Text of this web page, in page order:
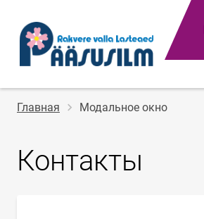
Строка
Главная Модальное окно
Контакты